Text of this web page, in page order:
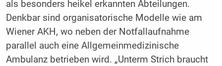
als besonders heikel erkannten Abteilungen.
Denkbar sind organisatorische Modelle wie am
Wiener AKH, wo neben der Notfallaufnahme
parallel auch eine Allgemeinmedizinische
Ambulanz betrieben wird. „Unterm Strich braucht